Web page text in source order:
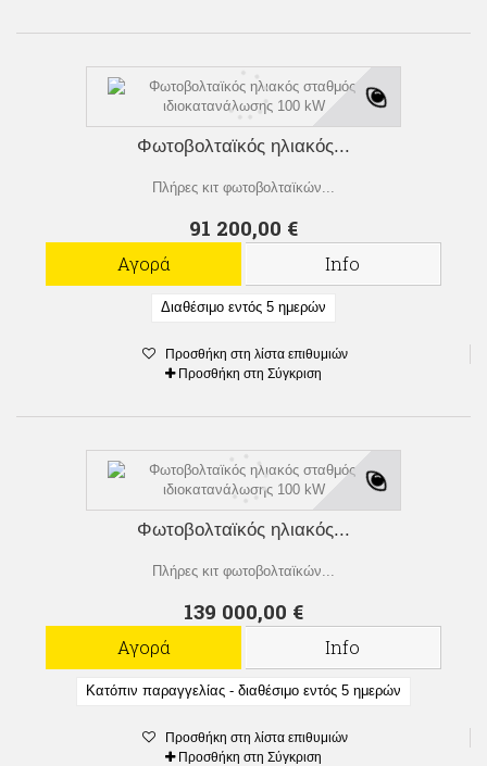
Φωτοβολταϊκός ηλιακός...
Πλήρες κιτ φωτοβολταϊκών...
91 200,00 €
Αγορά Info
Διαθέσιμο εντός 5 ημερών
Προσθήκη στη λίστα επιθυμιών
Προσθήκη στη Σύγκριση
Φωτοβολταϊκός ηλιακός...
Πλήρες κιτ φωτοβολταϊκών...
139 000,00 €
Αγορά Info
Κατόπιν παραγγελίας - διαθέσιμο εντός 5 ημερών
Προσθήκη στη λίστα επιθυμιών
Προσθήκη στη Σύγκριση